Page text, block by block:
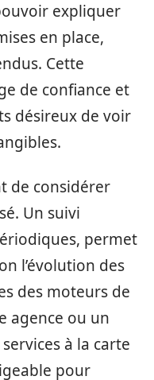
expliquer
en place,
Cette
de confiance et
désireux de voir
de considérer
Un suivi
permet
l’évolution des
des moteurs de
agence ou un
à la carte
pour